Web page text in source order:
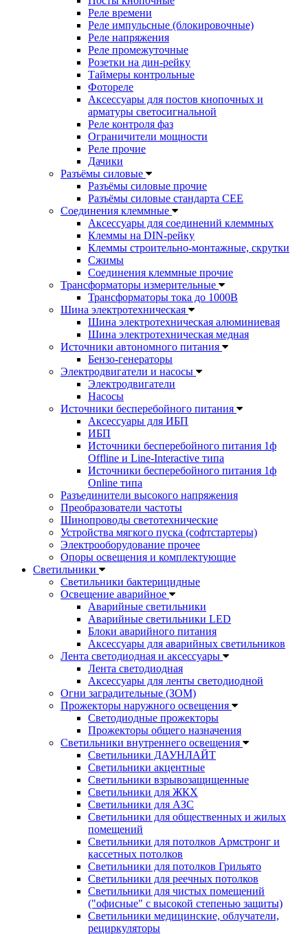
Реле времени
Реле импульсные (блокировочные)
Реле напряжения
Реле промежуточные
Розетки на дин-рейку
Таймеры контрольные
Фотореле
Аксессуары для постов кнопочных и
арматуры светосигнальной
Реле контроля фаз
Ограничители мощности
Реле прочие
Дачики
Разъёмы силовые
Разъёмы силовые прочие
Разъёмы силовые стандарта CEE
Соединения клеммные
Аксессуары для соединений клеммных
Клеммы на DIN-рейку
Клеммы строительно-монтажные, скрутки
Сжимы
Соединения клеммные прочие
Трансформаторы измерительные
Трансформаторы тока до 1000В
Шина электротехническая
Шина электротехническая алюминиевая
Шина электротехническая медная
Источники автономного питания
Бензо-генераторы
Электродвигатели и насосы
Электродвигатели
Насосы
Источники бесперебойного питания
Аксессуары для ИБП
ИБП
Источники бесперебойного питания 1ф
Offline и Line-Interactive типа
Источники бесперебойного питания 1ф
Online типа
Разъединители высокого напряжения
Преобразователи частоты
Шинопроводы светотехнические
Устройства мягкого пуска (софтстартеры)
Электрооборудование прочее
Опоры освещения и комплектующие
Светильники
Светильники бактерицидные
Освещение аварийное
Аварийные светильники
Аварийные светильники LED
Блоки аварийного питания
Аксессуары для аварийных светильников
Лента светодиодная и аксессуары
Лента светодиодная
Аксессуары для ленты светодиодной
Огни заградительные (ЗОМ)
Прожекторы наружного освещения
Светодиодные прожекторы
Прожекторы общего назначения
Светильники внутреннего освещения
Светильники ДАУНЛАЙТ
Светильники акцентные
Светильники взрывозащищенные
Светильники для ЖКХ
Светильники для АЗС
Светильники для общественных и жилых
помещений
Светильники для потолков Армстронг и
кассетных потолков
Светильники для потолков Грильято
Светильники для реечных потолков
Светильники для чистых помещений
("офисные" с высокой степенью защиты)
Светильники медицинские, облучатели,
рециркуляторы